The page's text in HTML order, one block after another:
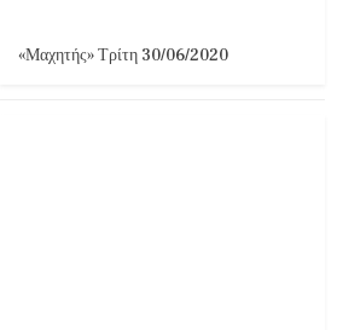
«Μαχητής» Τρίτη 30/06/2020